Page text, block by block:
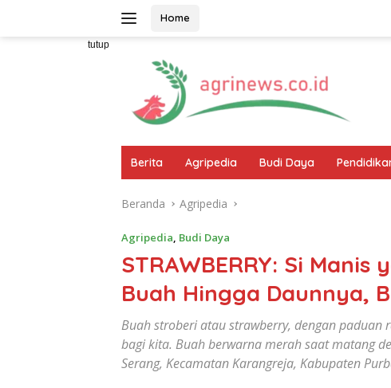
Home
tutup
Berita Agripedia Budi Daya
Beranda Agripedia
Agripedia, Budi Daya
STRAWBERRY: Si
Buah Hingga Daunnya,
Buah stroberi atau strawberry, dengan
bagi kita. Buah berwarna merah saat matang
Serang, Kecamatan Karangreja, Kabupaten